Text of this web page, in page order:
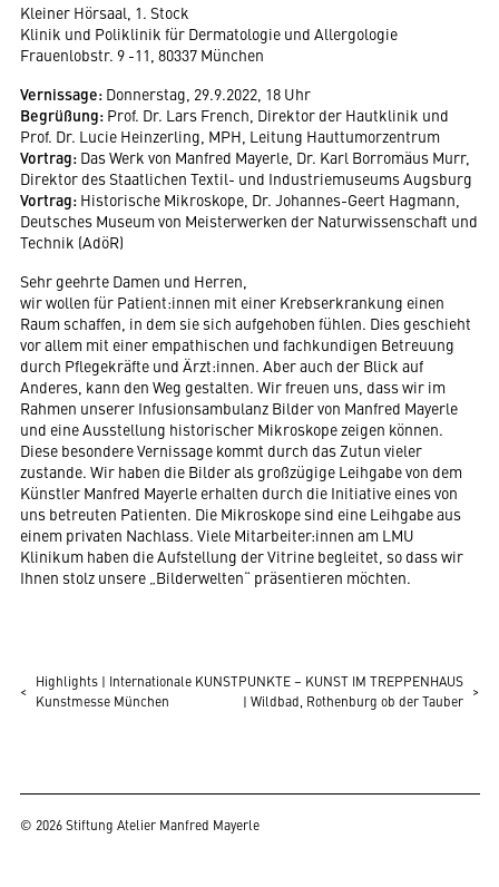
Kleiner Hörsaal, 1. Stock
Klinik und Poliklinik für Dermatologie und Allergologie
Frauenlobstr. 9 -11, 80337 München
Vernissage:Donnerstag, 29.9.2022, 18 Uhr
Begrüßung:Prof. Dr. Lars French, Direktor der Hautklinik und
Prof. Dr. Lucie Heinzerling, MPH, Leitung Hauttumorzentrum
Vortrag:Das Werk von Manfred Mayerle, Dr. Karl Borromäus Murr,
Direktor des Staatlichen Textil- und Industriemuseums Augsburg
Vortrag:Historische Mikroskope, Dr. Johannes-Geert Hagmann,
Deutsches Museum von Meisterwerken der Naturwissenschaft und
Technik (AdöR)
Sehr geehrte Damen und Herren,
wir wollen für Patient:innen mit einer Krebserkrankung einen
Raum schaffen, in dem sie sich aufgehoben fühlen. Dies geschieht
vor allem mit einer empathischen und fachkundigen Betreuung
durch Pflegekräfte und Ärzt:innen. Aber auch der Blick auf
Anderes, kann den Weg gestalten. Wir freuen uns, dass wir im
Rahmen unserer Infusionsambulanz Bilder von Manfred Mayerle
und eine Ausstellung historischer Mikroskope zeigen können.
Diese besondere Vernissage kommt durch das Zutun vieler
zustande. Wir haben die Bilder als großzügige Leihgabe von dem
Künstler Manfred Mayerle erhalten durch die Initiative eines von
uns betreuten Patienten. Die Mikroskope sind eine Leihgabe aus
einem privaten Nachlass. Viele Mitarbeiter:innen am LMU
Klinikum haben die Aufstellung der Vitrine begleitet, so dass wir
Ihnen stolz unsere „Bilderwelten“ präsentieren möchten.
<
Highlights | Internationale
Kunstmesse München
KUNSTPUNKTE – KUNST IM TREPPENHAUS
| Wildbad, Rothenburg ob der Tauber
>
© 2026 Stiftung Atelier Manfred Mayerle